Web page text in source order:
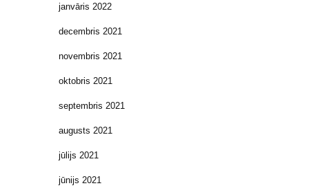
janvāris 2022
decembris 2021
novembris 2021
oktobris 2021
septembris 2021
augusts 2021
jūlijs 2021
jūnijs 2021